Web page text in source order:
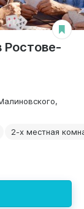
Ростове-
2-х местная